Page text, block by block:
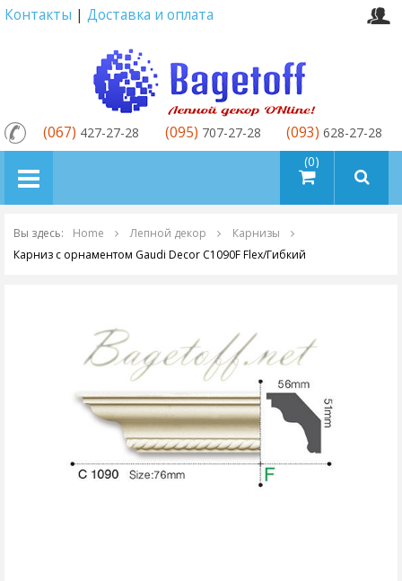
Контакты | Доставка и оплата
товаров (0)
(067) 427-27-28 (095) 707-27-28 (093) 628-27-28
Вы здесь: Home Лепной декор
Карнизы
Карниз с орнаментом Gaudi Decor C1090F Flex/Гибкий